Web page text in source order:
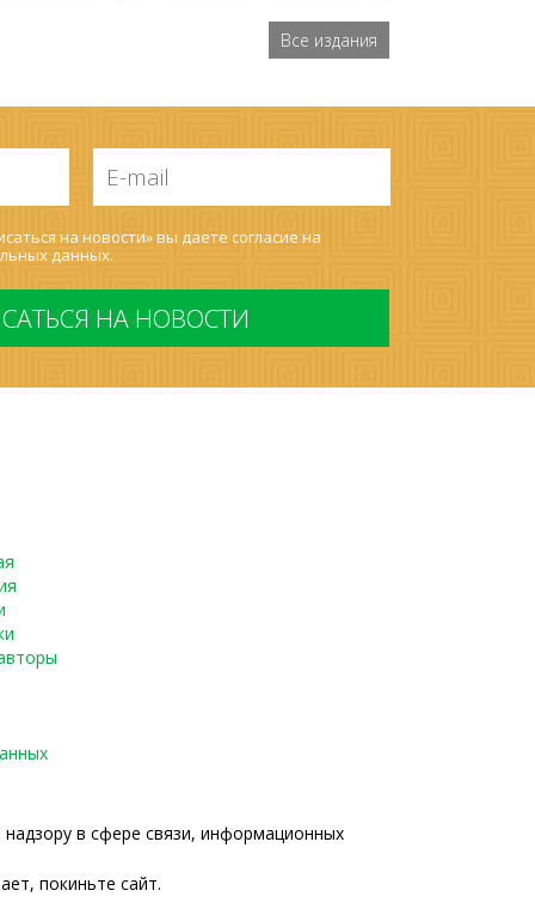
Все издания
mail
*
на новости» вы даете согласие на
данных.
в сфере связи, информационных
покиньте сайт.